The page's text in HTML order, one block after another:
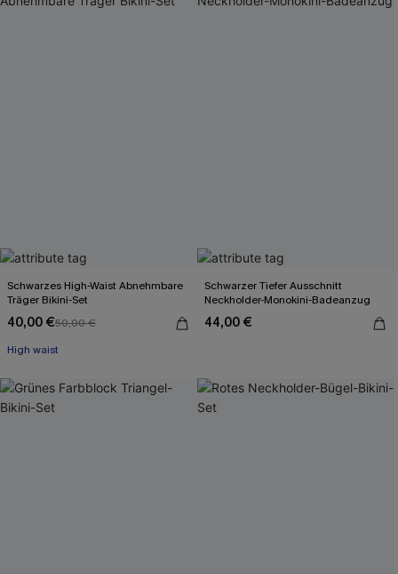
Schwarzes High-Waist Abnehmbare
Träger Bikini-Set
40,00 €50,00 €
High waist
Schwarzer Tiefer Ausschnitt
Neckholder-Monokini-Badeanzug
44,00 €